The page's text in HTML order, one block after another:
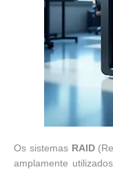
Os sistemas RAID
amplamente